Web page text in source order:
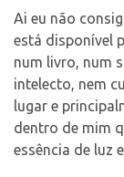
Ai eu não
está disponível
num livro, num
intelecto, nem
lugar e
dentro de mim
essência de luz